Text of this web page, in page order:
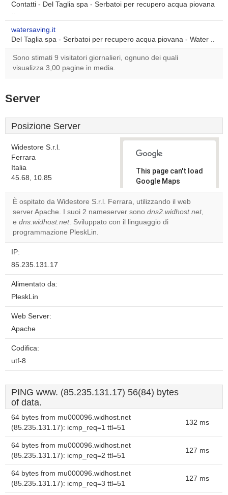
Contatti - Del Taglia spa - Serbatoi per recupero acqua piovana
..
watersaving.it
Del Taglia spa - Serbatoi per recupero acqua piovana - Water ..
Sono stimati 9 visitatori giornalieri, ognuno dei quali
visualizza 3,00 pagine in media.
Server
Posizione Server
Widestore S.r.l.
Ferrara
Italia
45.68, 10.85
This page can't load
Google Maps
correctly.
Do you
own this
È ospitato da Widestore S.r.l. Ferrara, utilizzando il web
server Apache. I suoi 2 nameserver sono dns2.widhost.net,
e dns.widhost.net. Sviluppato con il linguaggio di
programmazione PleskLin.
IP:
85.235.131.17
Alimentato da:
PleskLin
Web Server:
Apache
Codifica:
utf-8
PING www. (85.235.131.17) 56(84) bytes
of data.
64 bytes from mu000096.widhost.net
(85.235.131.17): icmp_req=1 ttl=51
132 ms
64 bytes from mu000096.widhost.net
(85.235.131.17): icmp_req=2 ttl=51
127 ms
64 bytes from mu000096.widhost.net
(85.235.131.17): icmp_req=3 ttl=51
127 ms